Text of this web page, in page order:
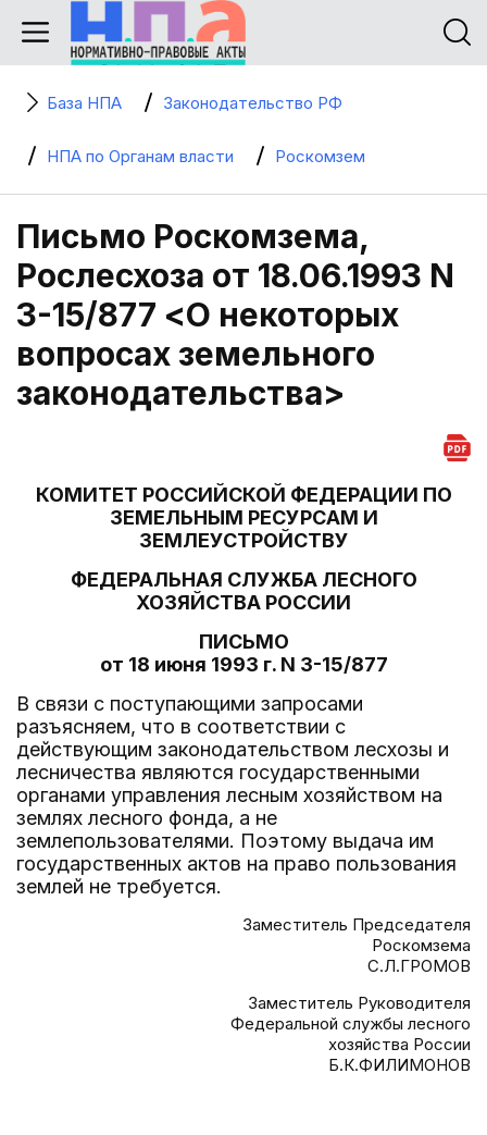
База НПА Законодательство РФ
НПА по Органам власти Роскомзем
Письмо Роскомзема,
Рослесхоза от 18.06.1993 N
3-15/877 <О некоторых
вопросах земельного
законодательства>
КОМИТЕТ РОССИЙСКОЙ ФЕДЕРАЦИИ ПО
ЗЕМЕЛЬНЫМ РЕСУРСАМ И
ЗЕМЛЕУСТРОЙСТВУ
ФЕДЕРАЛЬНАЯ СЛУЖБА ЛЕСНОГО
ХОЗЯЙСТВА РОССИИ
ПИСЬМО
от 18 июня 1993 г. N 3-15/877
В связи с поступающими запросами
разъясняем, что в соответствии с
действующим законодательством лесхозы и
лесничества являются государственными
органами управления лесным хозяйством на
землях лесного фонда, а не
землепользователями. Поэтому выдача им
государственных актов на право пользования
землей не требуется.
Заместитель Председателя
Роскомзема
С.Л.ГРОМОВ
Заместитель Руководителя
Федеральной службы лесного
хозяйства России
Б.К.ФИЛИМОНОВ